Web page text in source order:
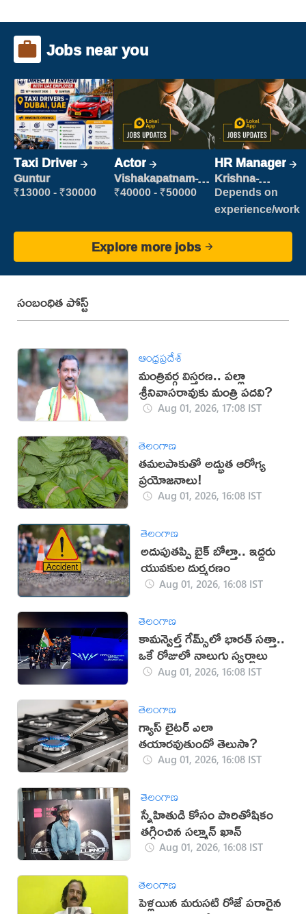
Jobs near you
Taxi Driver
Guntur
₹13000 - ₹30000
Actor
Vishakapatnam-
new
₹40000 - ₹50000
HR Manager
Krishna-
vijayawada
Depends on
experience/work
Explore more jobs
సంబంధిత పోస్ట్
ఆంధ్రప్రదేశ్
మంత్రివర్గ విస్తరణ.. పల్లా
శ్రీనివాసరావుకు మంత్రి పదవి?
Aug 01, 2026, 17:08 IST
తెలంగాణ
తమలపాకుతో అద్భుత ఆరోగ్య
ప్రయోజనాలు!
Aug 01, 2026, 16:08 IST
తెలంగాణ
అదుపుతప్పి బైక్ బోల్తా.. ఇద్దరు
యువకుల దుర్మరణం
Aug 01, 2026, 16:08 IST
తెలంగాణ
కామన్వెల్త్ గేమ్స్‌లో భారత్‌ సత్తా..
ఒకే రోజులో నాలుగు స్వర్ణాలు
Aug 01, 2026, 16:08 IST
తెలంగాణ
గ్యాస్ లైటర్ ఎలా
తయారవుతుందో తెలుసా?
Aug 01, 2026, 16:08 IST
తెలంగాణ
స్నేహితుడి కోసం పారితోషికం
తగ్గించిన సల్మాన్ ఖాన్
Aug 01, 2026, 16:08 IST
తెలంగాణ
పెళ్లయిన మరుసటి రోజే పరారైన